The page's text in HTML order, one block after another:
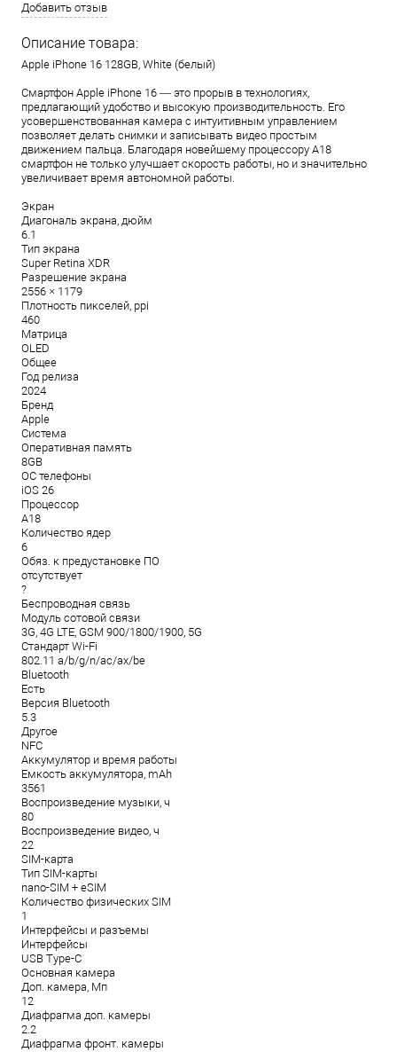
Добавить отзыв
Описание товара:
Apple iPhone 16 128GB, White (белый)
Смартфон Apple iPhone 16 — это прорыв в технологиях,
предлагающий удобство и высокую производительность. Его
усовершенствованная камера с интуитивным управлением
позволяет делать снимки и записывать видео простым
движением пальца. Благодаря новейшему процессору A18
смартфон не только улучшает скорость работы, но и значительно
увеличивает время автономной работы.
Экран
Диагональ экрана, дюйм
6.1
Тип экрана
Super Retina XDR
Разрешение экрана
2556 × 1179
Плотность пикселей, ppi
460
Матрица
OLED
Общее
Год релиза
2024
Бренд
Apple
Система
Оперативная память
8GB
ОС телефоны
iOS 26
Процессор
A18
Количество ядер
6
Обяз. к предустановке ПО
отсутствует
?
Беспроводная связь
Модуль сотовой связи
3G, 4G LTE, GSM 900/1800/1900, 5G
Стандарт Wi-Fi
802.11 a/b/g/n/ac/ax/be
Bluetooth
Есть
Версия Bluetooth
5.3
Другое
NFC
Аккумулятор и время работы
Емкость аккумулятора, mAh
3561
Воспроизведение музыки, ч
80
Воспроизведение видео, ч
22
SIM-карта
Тип SIM-карты
nano-SIM + eSIM
Количество физических SIM
1
Интерфейсы и разъемы
Интерфейсы
USB Type-C
Основная камера
Доп. камера, Мп
12
Диафрагма доп. камеры
2.2
Диафрагма фронт. камеры